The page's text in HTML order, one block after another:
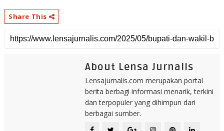
Share This
About Lensa Jurnalis
Lensajurnalis.com merupakan portal
berita berbagi informasi menarik, terkini
dan terpopuler yang dihimpun dari
berbagai sumber.